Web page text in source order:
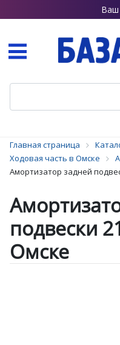
Ваш
Главная страница
Ходовая часть в Омске
Амортизатор задней
подвески
Омске